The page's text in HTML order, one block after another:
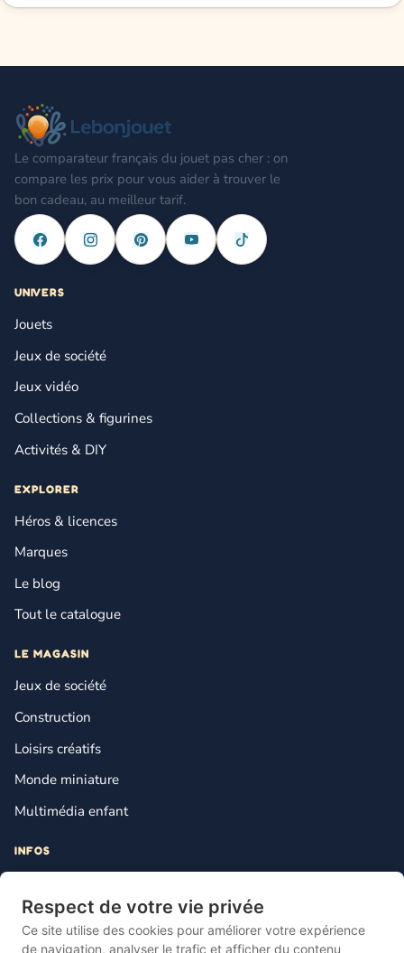
Respect de votre vie privée
Ce site utilise des cookies pour améliorer votre expérience
de navigation, analyser le trafic et afficher du contenu
Le comparateur français du jouet pas cher : on
compare les prix pour vous aider à trouver le
bon cadeau, au meilleur tarif.
UNIVERS
Jouets
Jeux de société
Jeux vidéo
Collections & figurines
Activités & DIY
EXPLORER
Héros & licences
Marques
Le blog
Tout le catalogue
LE MAGASIN
Jeux de société
Construction
Loisirs créatifs
Monde miniature
Multimédia enfant
INFOS
Mentions légales
Plan du site